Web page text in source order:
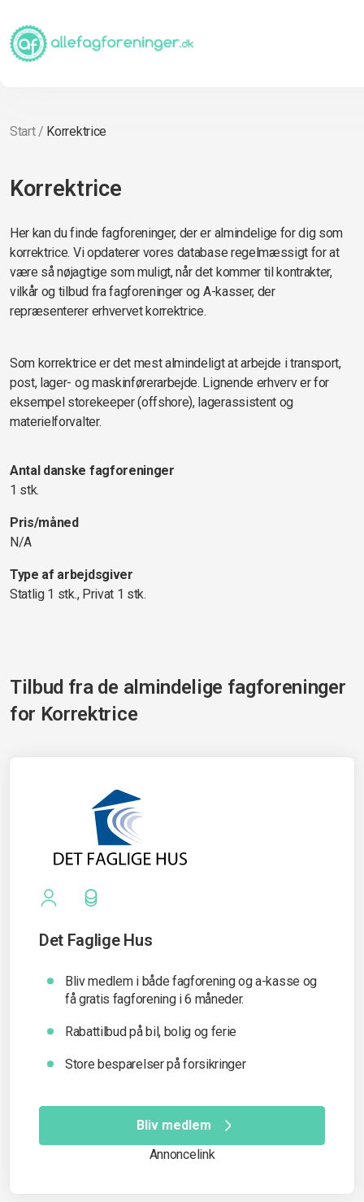
Start/ Korrektrice
Korrektrice
Her kan du finde fagforeninger, der er almindelige for dig som
korrektrice. Vi opdaterer vores database regelmæssigt for at
være så nøjagtige som muligt, når det kommer til kontrakter,
vilkår og tilbud fra fagforeninger og A-kasser, der
repræsenterer erhvervet korrektrice.
Som korrektrice er det mest almindeligt at arbejde i transport,
post, lager- og maskinførerarbejde. Lignende erhverv er for
eksempel storekeeper (offshore), lagerassistent og
materielforvalter.
Antal danske fagforeninger
1 stk.
Pris/måned
N/A
Type af arbejdsgiver
Statlig 1 stk., Privat 1 stk.
Tilbud fra de almindelige fagforeninger
for Korrektrice
Det Faglige Hus
Bliv medlem i både fagforening og a-kasse og
få gratis fagforening i 6 måneder.
Rabattilbud på bil, bolig og ferie
Store besparelser på forsikringer
Bliv medlem
Annoncelink